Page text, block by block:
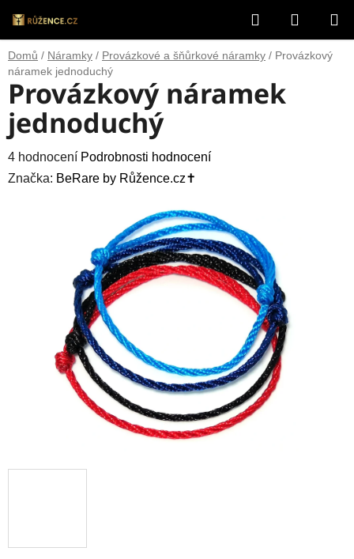
na
obsah
Hledat
KOŠÍK
Domů / Náramky / Provázkové a šňůrkové náramky / Provázkový
náramek jednoduchý
Provázkový náramek
jednoduchý
Průměrné
hodnocení
4 hodnocení Podrobnosti hodnocení
Značka: BeRare by Růžence.cz✝️